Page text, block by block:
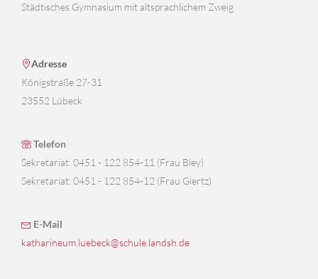
Städtisches Gymnasium mit altsprachlichem Zweig
Adresse
Königstraße 27-31
23552 Lübeck
Telefon
Sekretariat: 0451 - 122 854-11 (Frau Bley)
Sekretariat: 0451 - 122 854-12 (Frau Giertz)
E-Mail
katharineum.luebeck@schule.landsh.de